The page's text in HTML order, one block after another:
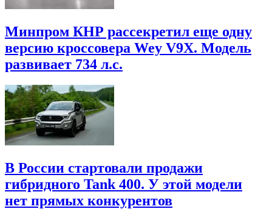
Минпром КНР рассекретил еще одну
версию кроссовера Wey V9X. Модель
развивает 734 л.с.
В России стартовали продажи
гибридного Tank 400. У этой модели
нет прямых конкурентов